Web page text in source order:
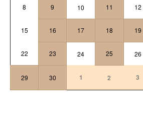
8 9 10 11 12
15 16 17 18 19
22 23 24 25 26
29 30 1 2 3